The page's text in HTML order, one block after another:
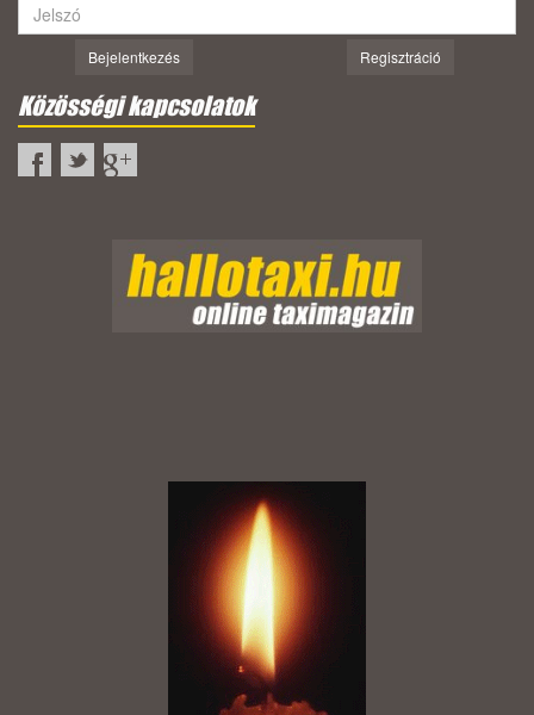
Bejelentkezés Regisztráció
Közösségi kapcsolatok